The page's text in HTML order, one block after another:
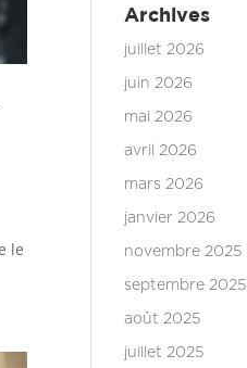
le
Archives
juillet 2026
juin 2026
mai 2026
avril 2026
mars 2026
janvier 2026
novembre 2025
septembre 2025
août 2025
juillet 2025